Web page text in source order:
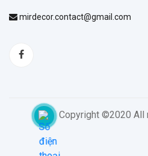
mirdecor.contact@gmail.com
Copyright ©2020 All